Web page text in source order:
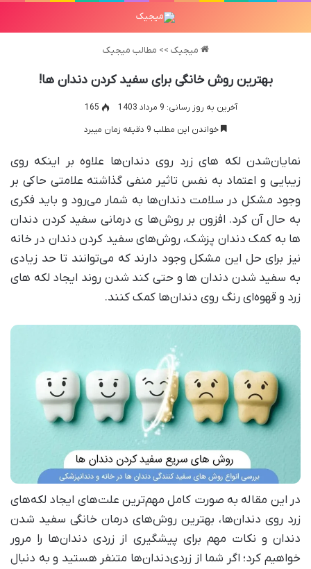
میجیک >> مطالب میجیک
بهترین روش خانگی برای سفید کردن دندان ها!
آخرین به روز رسانی: 9 مرداد 1403
165
خواندن این مطلب 9 دقیقه زمان میبرد
نمایان‌شدن لکه‌ های زرد روی دندان‌ها علاوه بر اینکه روی
زیبایی و اعتماد به نفس تاثیر منفی گذاشته علامتی حاکی بر
وجود مشکل در سلامت‌ دندان‌ها به شمار می‌رود و باید فکری
به حال آن کرد. افزون‌ بر روش‌ها ی درمانی سفید کردن دندان‌
ها به کمک دندان‌ پزشک، روش‌های سفید کردن دندان در خانه
نیز برای حل این مشکل وجود دارند که می‌توانند تا حد زیادی
به سفید شدن دندان‌ ها و حتی کند شدن روند ایجاد لکه‌ های
زرد و قهوه‌ای رنگ روی دندان‌‌ها کمک کنند.
در این مقاله به صورت کامل مهم‌ترین علت‌های ایجاد لکه‌های
زرد روی دندان‌ها، بهترین روش‌های درمان خانگی سفید شدن
دندان و نکات مهم برای پیشگیری از زردی دندان‌ها را مرور
خواهیم کرد؛ اگر شما از زردی‌دندان‌ها متنفر هستید و به دنبال